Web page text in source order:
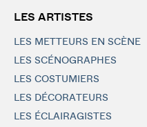
LES ARTISTES
LES METTEURS EN SCÈNE
LES SCÉNOGRAPHES
LES COSTUMIERS
LES DÉCORATEURS
LES ÉCLAIRAGISTES